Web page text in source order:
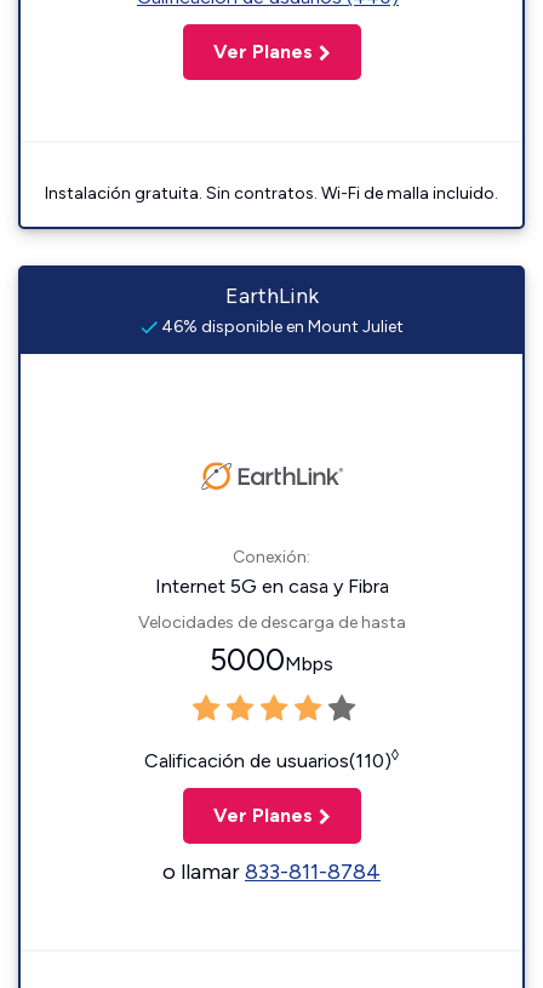
Ver Planes
Instalación gratuita. Sin contratos. Wi-Fi de malla incluido.
EarthLink
46% disponible en Mount Juliet
Conexión:
Internet 5G en casa y Fibra
Velocidades de descarga de hasta
5000Mbps
Calificación de usuarios(110)◊
Ver Planes
o llamar833-811-8784